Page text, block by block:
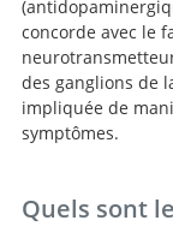
concorde avec le
des ganglions de
impliquée de
symptômes.
Quels sont